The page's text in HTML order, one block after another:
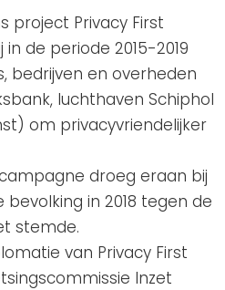
project Privacy First
de periode 2015-2019
bedrijven en overheden
luchthaven Schiphol
om privacyvriendelijker
droeg eraan bij
in 2018 tegen de
stemde.
van Privacy First
Inzet